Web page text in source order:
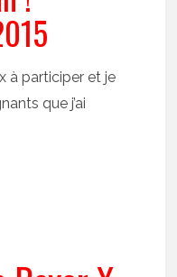
à participer et je
que j’ai